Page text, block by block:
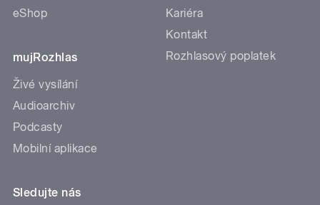
eShop
mujRozhlas
Živé vysílání
Audioarchiv
Podcasty
Mobilní aplikace
Kariéra
Kontakt
Rozhlasový poplatek
Sledujte nás